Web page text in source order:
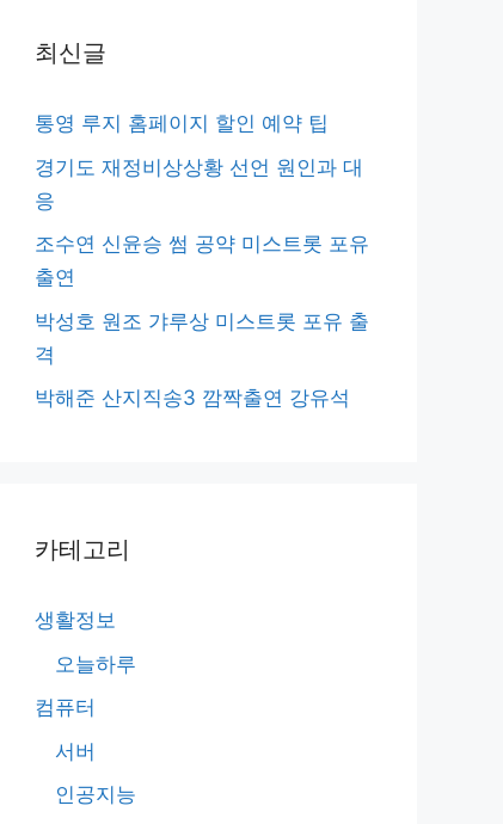
최신글
통영 루지 홈페이지 할인 예약 팁
경기도 재정비상상황 선언 원인과 대
응
조수연 신윤승 썸 공약 미스트롯 포유
출연
박성호 원조 갸루상 미스트롯 포유 출
격
박해준 산지직송3 깜짝출연 강유석
카테고리
생활정보
오늘하루
컴퓨터
서버
인공지능